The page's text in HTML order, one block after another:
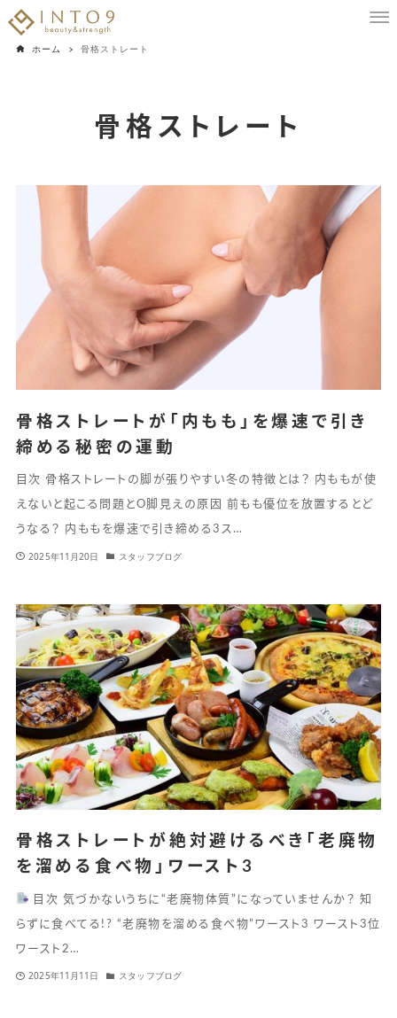
ホーム 骨格ストレート
骨格ストレート
骨格ストレートが「内もも」を爆速で引き
締める秘密の運動
目次 骨格ストレートの脚が張りやすい冬の特徴とは？ 内ももが使
えないと起こる問題とO脚見えの原因 前もも優位を放置するとど
うなる？ 内ももを爆速で引き締める3ス…
2025年11月20日 スタッフブログ
骨格ストレートが絶対避けるべき「老廃物
を溜める食べ物」ワースト3
目次 気づかないうちに“老廃物体質”になっていませんか？ 知
らずに食べてる!? “老廃物を溜める食べ物”ワースト3 ワースト3位
ワースト2…
2025年11月11日 スタッフブログ